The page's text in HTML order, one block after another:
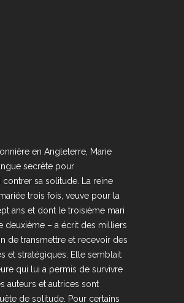
en Angleterre, Marie
secrète pour
sa solitude. La reine
trois fois, veuve pour la
ans et dont le troisième mari
deuxième – a écrit des milliers
de transmettre et recevoir des
et stratégiques. Elle semblait
qui lui a permis de survivre
auteurs et autrices sont
de solitude. Pour certains